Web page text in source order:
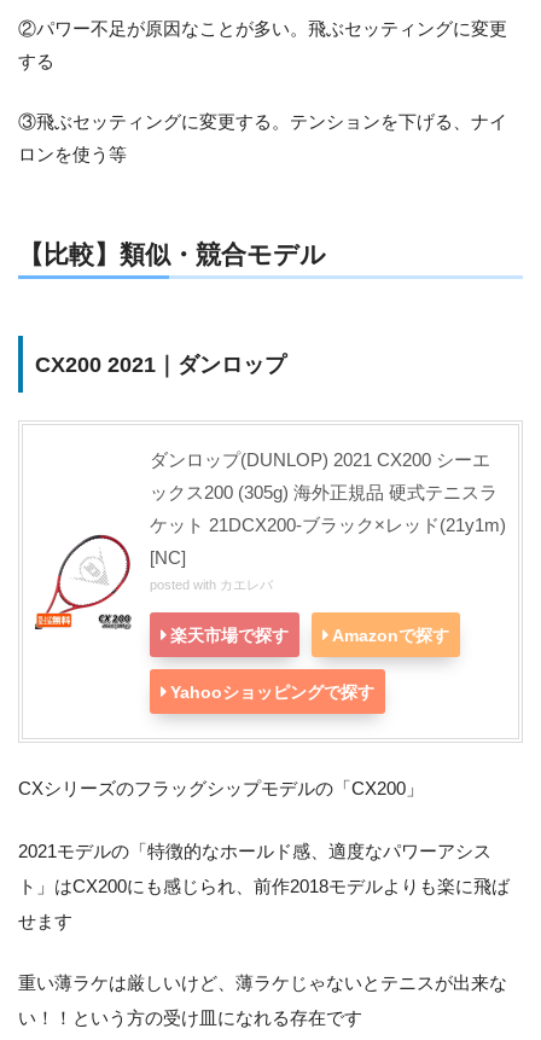
②パワー不足が原因なことが多い。飛ぶセッティングに変更
する
③飛ぶセッティングに変更する。テンションを下げる、ナイ
ロンを使う等
【比較】類似・競合モデル
CX200 2021｜ダンロップ
ダンロップ(DUNLOP) 2021 CX200 シーエ
ックス200 (305g) 海外正規品 硬式テニスラ
ケット 21DCX200-ブラック×レッド(21y1m)
[NC]
posted with カエレバ
楽天市場で探す Amazonで探す
Yahooショッピングで探す
CXシリーズのフラッグシップモデルの「CX200」
2021モデルの「特徴的なホールド感、適度なパワーアシス
ト」はCX200にも感じられ、前作2018モデルよりも楽に飛ば
せます
重い薄ラケは厳しいけど、薄ラケじゃないとテニスが出来な
い！！という方の受け皿になれる存在です